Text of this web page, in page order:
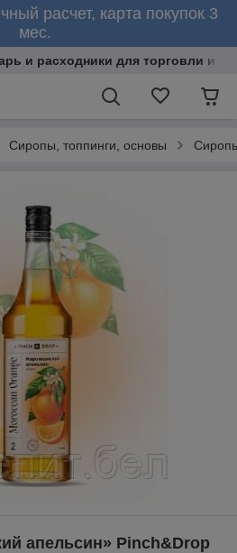
расчет, карта покупок 3
мес.
и расходники для торговли и
Сиропы, топпинги, основы
апельсин» Pinch&Drop